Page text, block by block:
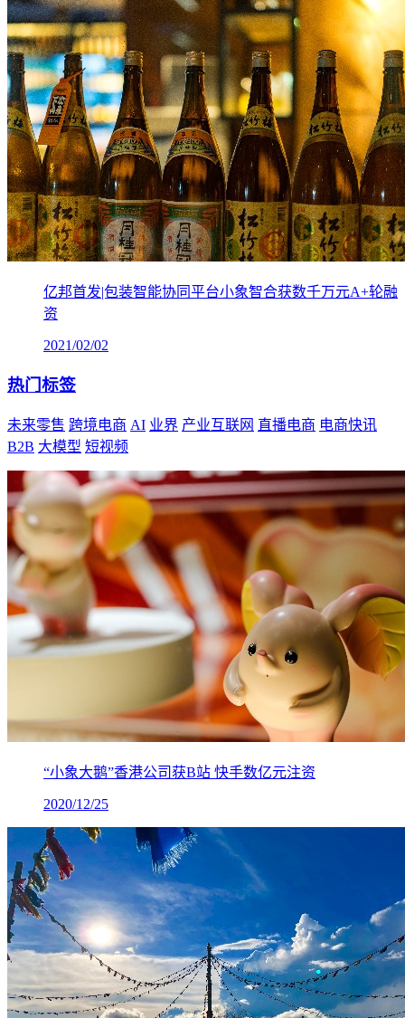
亿邦首发|包装智能协同平台小象智合获数千万元A+轮融
资
2021/02/02
热门标签
未来零售 跨境电商 AI 业界 产业互联网 直播电商 电商快讯
B2B 大模型 短视频
“小象大鹅”香港公司获B站 快手数亿元注资
2020/12/25